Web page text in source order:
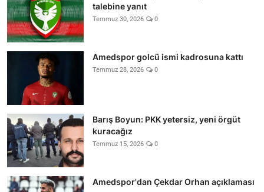
talebine yanıt
Temmuz 30, 2026 0
Amedspor golcü ismi kadrosuna kattı
Temmuz 28, 2026 0
Barış Boyun: PKK yetersiz, yeni örgüt
kuracağız
Temmuz 15, 2026 0
Amedspor'dan Çekdar Orhan açıklaması